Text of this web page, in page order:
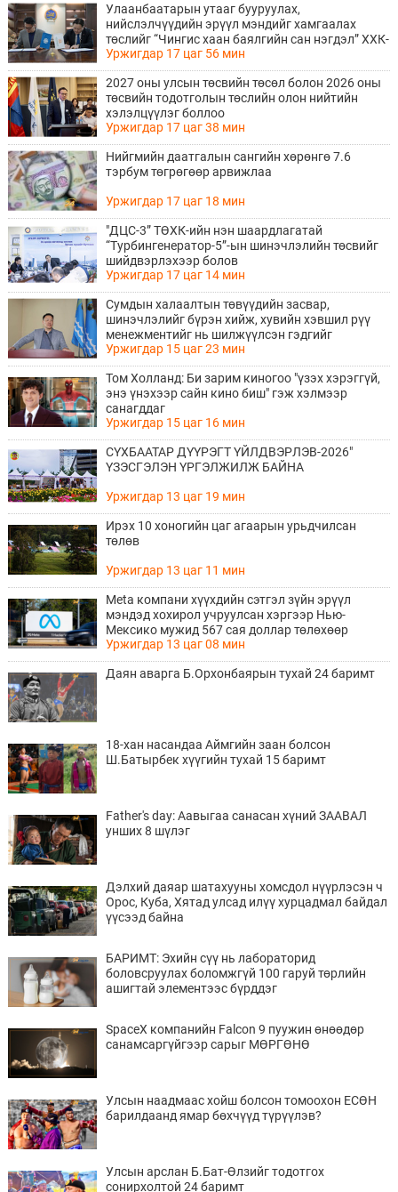
Улаанбаатарын утааг бууруулах,
нийслэлчүүдийн эрүүл мэндийг хамгаалах
төслийг “Чингис хаан баялгийн сан нэгдэл” ХХК-
тай хамтран хэрэгжүүлнэ
Уржигдар 17 цаг 56 мин
2027 оны улсын төсвийн төсөл болон 2026 оны
төсвийн тодотголын төслийн олон нийтийн
хэлэлцүүлэг боллоо
Уржигдар 17 цаг 38 мин
Нийгмийн даатгалын сангийн хөрөнгө 7.6
тэрбум төгрөгөөр арвижлаа
Уржигдар 17 цаг 18 мин
"ДЦС-3” ТӨХК-ийн нэн шаардлагатай
“Турбингенератор-5”-ын шинэчлэлийн төсвийг
шийдвэрлэхээр болов
Уржигдар 17 цаг 14 мин
Сумдын халаалтын төвүүдийн засвар,
шинэчлэлийг бүрэн хийж, хувийн хэвшил рүү
менежментийг нь шилжүүлсэн гэдгийг
онцоллоо
Уржигдар 15 цаг 23 мин
Том Холланд: Би зарим киногоо "үзэх хэрэггүй,
энэ үнэхээр сайн кино биш" гэж хэлмээр
санагддаг
Уржигдар 15 цаг 16 мин
СҮХБААТАР ДҮҮРЭГТ ҮЙЛДВЭРЛЭВ-2026"
ҮЗЭСГЭЛЭН ҮРГЭЛЖИЛЖ БАЙНА
Уржигдар 13 цаг 19 мин
Ирэх 10 хоногийн цаг агаарын урьдчилсан
төлөв
Уржигдар 13 цаг 11 мин
Meta компани хүүхдийн сэтгэл зүйн эрүүл
мэндэд хохирол учруулсан хэргээр Нью-
Мексико мужид 567 сая доллар төлөхөөр
болжээ
Уржигдар 13 цаг 08 мин
Даян аварга Б.Орхонбаярын тухай 24 баримт
18-хан насандаа Аймгийн заан болсон
Ш.Батырбек хүүгийн тухай 15 баримт
Father's day: Аавыгаа санасан хүний ЗААВАЛ
унших 8 шүлэг
Дэлхий даяар шатахууны хомсдол нүүрлэсэн ч
Орос, Куба, Хятад улсад илүү хурцадмал байдал
үүсээд байна
БАРИМТ: Эхийн сүү нь лабораторид
боловсруулах боломжгүй 100 гаруй төрлийн
ашигтай элементээс бүрддэг
SpaceX компанийн Falcon 9 пуужин өнөөдөр
санамсаргүйгээр сарыг МӨРГӨНӨ
Улсын наадмаас хойш болсон томоохон ЕСӨН
барилдаанд ямар бөхчүүд түрүүлэв?
Улсын арслан Б.Бат-Өлзийг тодотгох
сонирхолтой 24 баримт